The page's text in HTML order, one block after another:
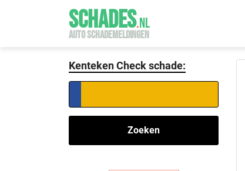
SCHADES.NL
AUTO SCHADEMELDINGEN
Kenteken Check schade:
Zoeken